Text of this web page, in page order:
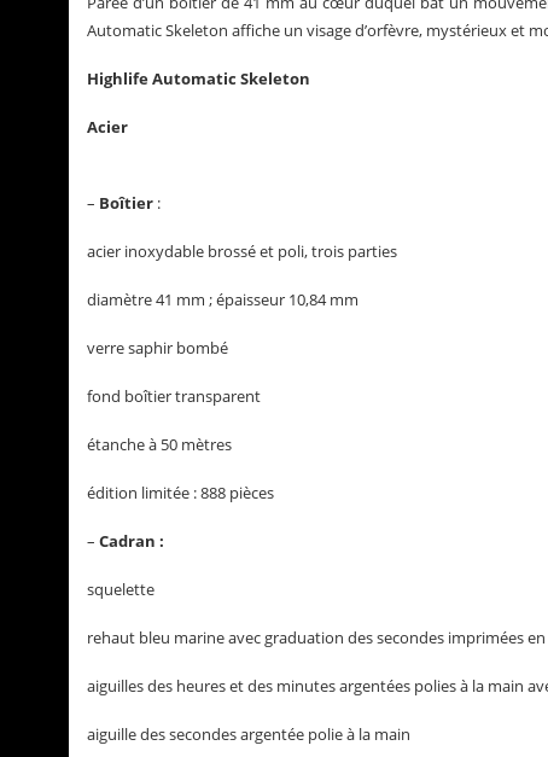
Automatic Skeleton affiche un visage d’orfèvre, mystérieux et
Highlife Automatic Skeleton
Acier
– Boîtier :
acier inoxydable brossé et poli, trois parties
diamètre 41 mm ; épaisseur 10,84 mm
verre saphir bombé
fond boîtier transparent
étanche à 50 mètres
édition limitée : 888 pièces
– Cadran :
squelette
rehaut bleu marine avec graduation des secondes imprimées
aiguilles des heures et des minutes argentées polies à la main
aiguille des secondes argentée polie à la main